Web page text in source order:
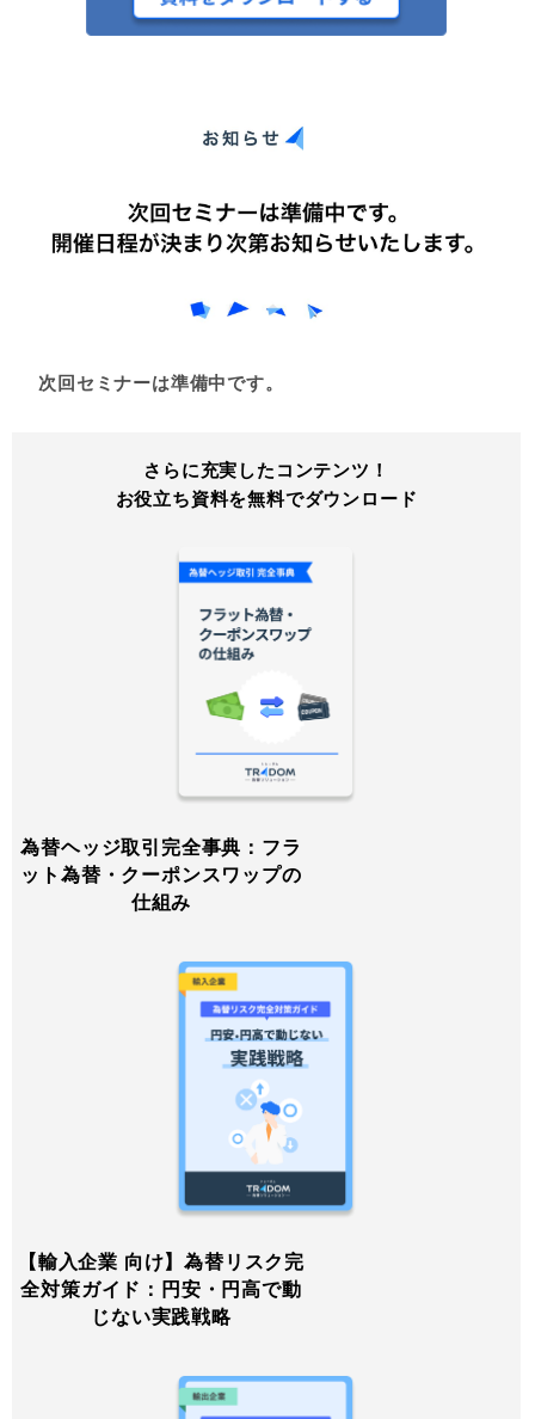
次回セミナーは準備中です。
さらに充実したコンテンツ！
お役立ち資料を無料でダウンロード
為替ヘッジ取引完全事典：フラ
ット為替・クーポンスワップの
仕組み
【輸入企業 向け】為替リスク完
全対策ガイド：円安・円高で動
じない実践戦略